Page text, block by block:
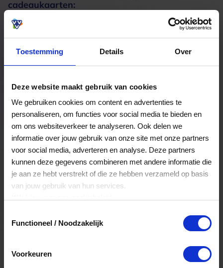
Toestemming Details Over
Deze website maakt gebruik van cookies
We gebruiken cookies om content en advertenties te
personaliseren, om functies voor social media te bieden en
om ons websiteverkeer te analyseren. Ook delen we
informatie over jouw gebruik van onze site met onze partners
voor social media, adverteren en analyse. Deze partners
kunnen deze gegevens combineren met andere informatie die
je aan ze hebt verstrekt of die ze hebben verzameld op basis
van jouw gebruik van hun services.
Functioneel / Noodzakelijk
Voorkeuren
cadeaukaarten:
Meerdere adressen registreren
Een bestelling volgen
Nog veel meer...
Maak account aan